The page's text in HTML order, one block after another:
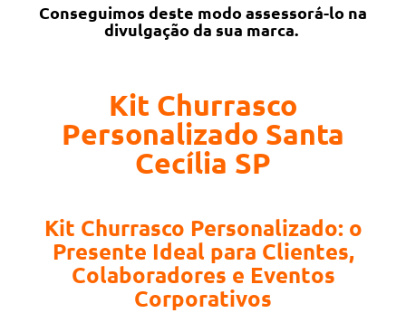
Conseguimos deste modo assessorá-lo na
divulgação da sua marca.
Kit Churrasco
Personalizado Santa
Cecília SP
Kit Churrasco Personalizado: o
Presente Ideal para Clientes,
Colaboradores e Eventos
Corporativos